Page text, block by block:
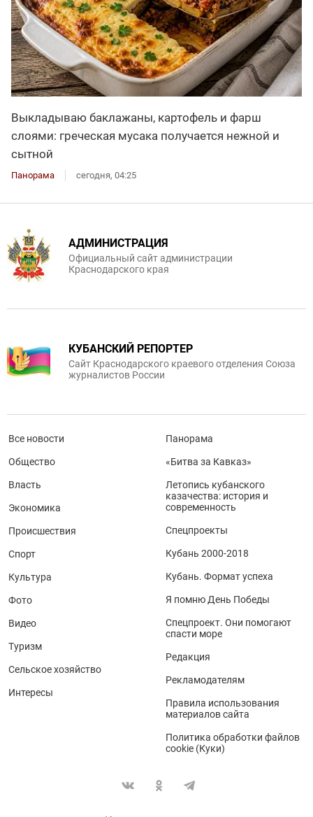
Выкладываю баклажаны, картофель и фарш
слоями: греческая мусака получается нежной и
сытной
Панорама сегодня, 04:25
АДМИНИСТРАЦИЯ
Официальный сайт администрации
Краснодарского края
КУБАНСКИЙ РЕПОРТЕР
Сайт Краснодарского краевого отделения Союза
журналистов России
Все новости
Общество
Власть
Экономика
Происшествия
Спорт
Культура
Фото
Видео
Туризм
Сельское хозяйство
Интересы
Панорама
«Битва за Кавказ»
Летопись кубанского
казачества: история и
современность
Спецпроекты
Кубань 2000-2018
Кубань. Формат успеха
Я помню День Победы
Спецпроект. Они помогают
спасти море
Редакция
Рекламодателям
Правила использования
материалов сайта
Политика обработки файлов
cookie (Куки)